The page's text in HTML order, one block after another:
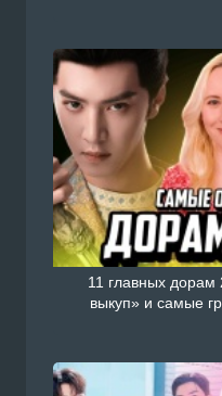
11 главных дорам
выкуп» и самые